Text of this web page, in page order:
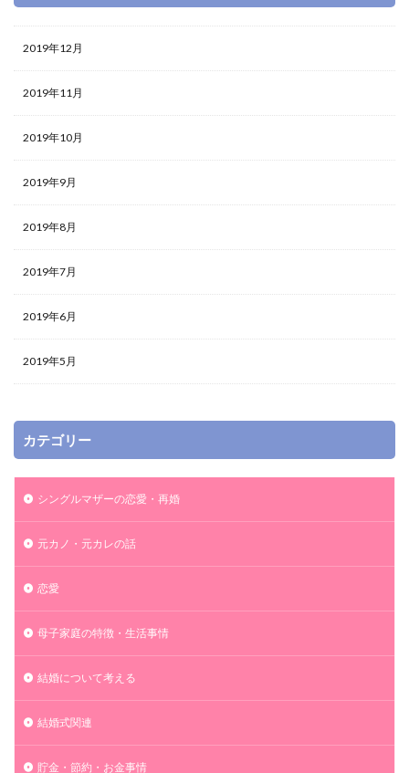
2019年12月
2019年11月
2019年10月
2019年9月
2019年8月
2019年7月
2019年6月
2019年5月
カテゴリー
シングルマザーの恋愛・再婚
元カノ・元カレの話
恋愛
母子家庭の特徴・生活事情
結婚について考える
結婚式関連
貯金・節約・お金事情